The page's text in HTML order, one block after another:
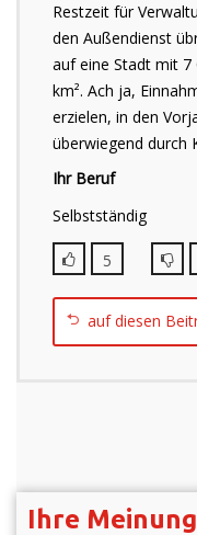
Restzeit für
den Außendienst
auf eine Stadt mit
km². Ach ja,
erzielen, in den
überwiegend durch
Ihr Beruf
Selbstständig
5
auf diesen
Ihre